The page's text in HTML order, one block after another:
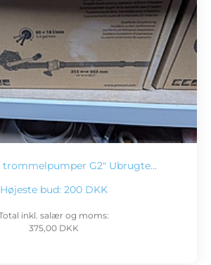
trommelpumper G2" Ubrugte…
Højeste bud: 200 DKK
inkl. salær og moms:
375,00 DKK